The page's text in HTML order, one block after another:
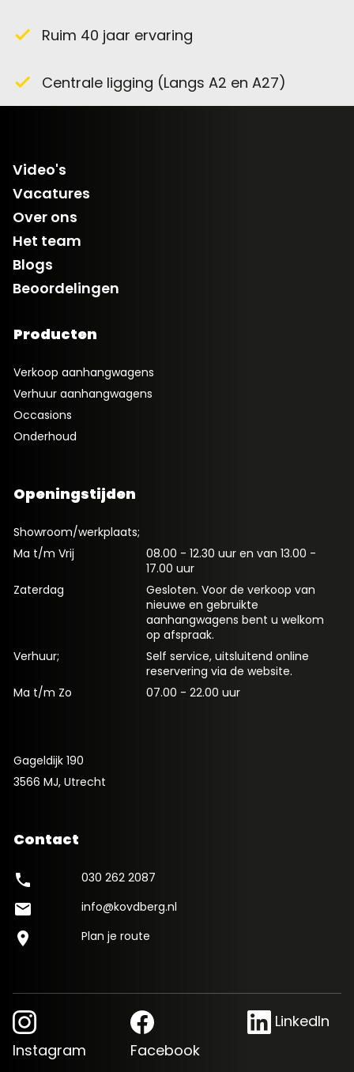
i.c.m stekkerdoos en tussensnoer en
€ 400,00
check Ruim 40 jaar ervaring
check Centrale ligging (Langs A2 en A27)
Video's
Vacatures
Over ons
Het team
Blogs
Beoordelingen
Producten
Verkoop aanhangwagens
Verhuur aanhangwagens
Occasions
Onderhoud
Openingstijden
Showroom/werkplaats;
Ma t/m Vrij
08.00 - 12.30 uur en van 13.00 -
17.00 uur
Zaterdag
Gesloten. Voor de verkoop van
nieuwe en gebruikte
aanhangwagens bent u welkom
op afspraak.
Verhuur;
Self service, uitsluitend online
reservering via de website.
Ma t/m Zo
07.00 - 22.00 uur
Gageldijk 190
3566 MJ, Utrecht
Contact
phone 030 262 2087
mail info@kovdberg.nl
location_on Plan je route
Instagram Facebook
LinkedIn